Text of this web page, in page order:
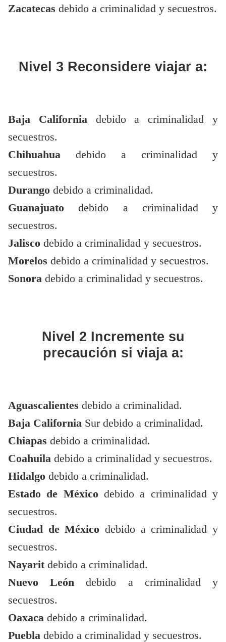
Zacatecas debido a criminalidad y secuestros.
Nivel 3 Reconsidere viajar a:
Baja California debido a criminalidad y
secuestros.
Chihuahua debido a criminalidad y
secuestros.
Durango debido a criminalidad.
Guanajuatodebido a criminalidad y
secuestros.
Jalisco debido a criminalidad y secuestros.
Morelos debido a criminalidad y secuestros.
Sonora debido a criminalidad y secuestros.
Nivel 2 Incremente su
precaución si viaja a:
Aguascalientes debido a criminalidad.
Baja California Sur debido a criminalidad.
Chiapas debido a criminalidad.
Coahuila debido a criminalidad y secuestros.
Hidalgo debido a criminalidad.
Estado de México debido a criminalidad y
secuestros.
Ciudad de México debido a criminalidad y
secuestros.
Nayarit debido a criminalidad.
Nuevo Leóndebido a criminalidad y
secuestros.
Oaxaca debido a criminalidad.
Puebla debido a criminalidad y secuestros.